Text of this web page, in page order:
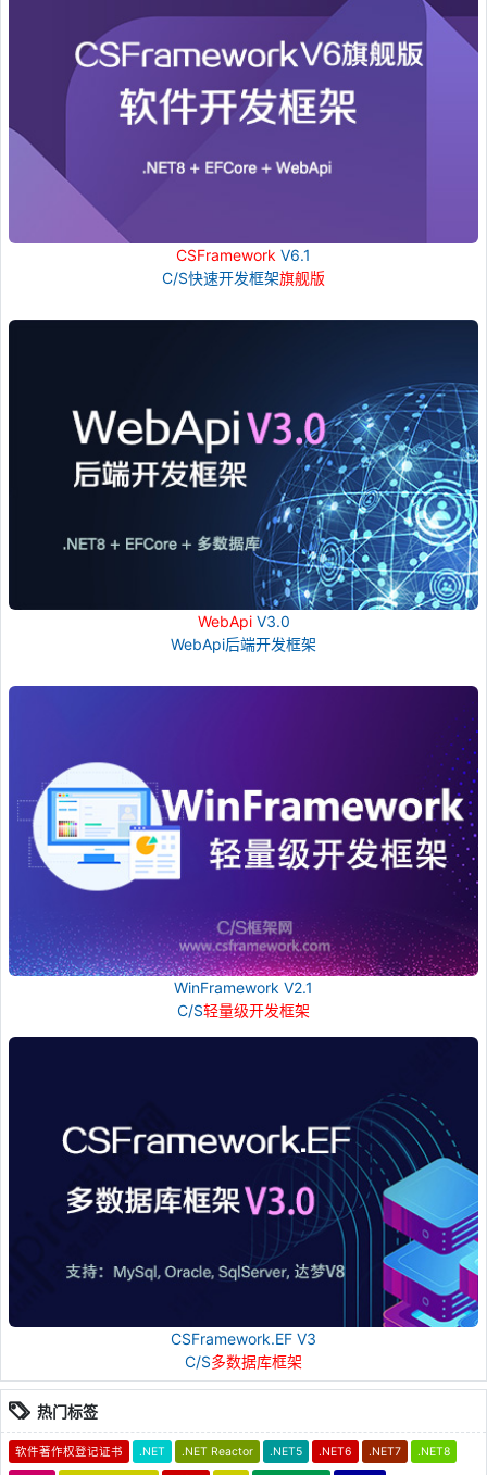
CSFramework V6.1
C/S快速开发框架旗舰版
WebApiV3.0
WebApi后端开发框架
WinFramework V2.1
C/S轻量级开发框架
CSFramework.EF V3
C/S多数据库框架
热门标签
软件著作权登记证书 .NET .NET Reactor .NET5 .NET6 .NET7 .NET8